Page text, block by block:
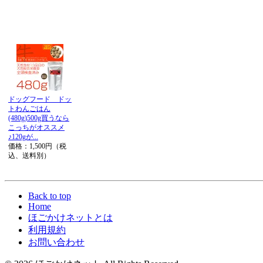
ドッグフード ドッ
トわんごはん
(480g)500g買うなら
こっちがオススメ
♪120gが...
価格：1,500円（税
込、送料別）
Back to top
Home
ほごかけネットとは
利用規約
お問い合わせ